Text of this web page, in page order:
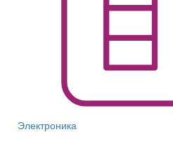
Электроника